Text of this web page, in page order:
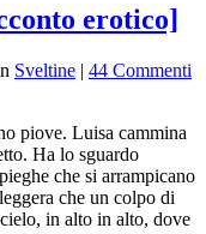
erotico]
Sveltine | 44 Commenti
piove. Luisa cammina
Ha lo sguardo
che si arrampicano
che un colpo di
in alto in alto, dove